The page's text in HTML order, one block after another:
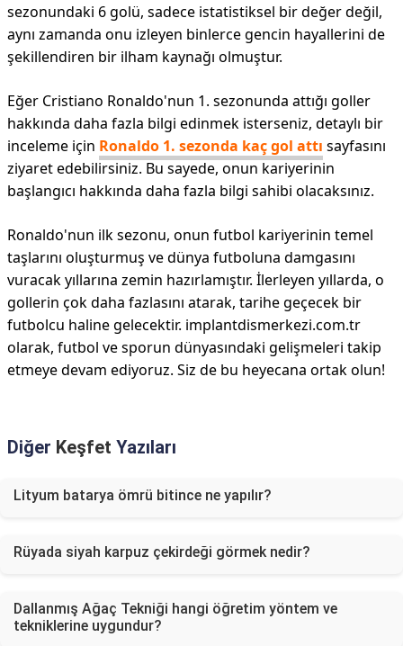
sezonundaki 6 golü, sadece istatistiksel bir değer değil,
aynı zamanda onu izleyen binlerce gencin hayallerini de
şekillendiren bir ilham kaynağı olmuştur.
Eğer Cristiano Ronaldo'nun 1. sezonunda attığı goller
hakkında daha fazla bilgi edinmek isterseniz, detaylı bir
inceleme için Ronaldo 1. sezonda kaç gol attı sayfasını
ziyaret edebilirsiniz. Bu sayede, onun kariyerinin
başlangıcı hakkında daha fazla bilgi sahibi olacaksınız.
Ronaldo'nun ilk sezonu, onun futbol kariyerinin temel
taşlarını oluşturmuş ve dünya futboluna damgasını
vuracak yıllarına zemin hazırlamıştır. İlerleyen yıllarda, o
gollerin çok daha fazlasını atarak, tarihe geçecek bir
futbolcu haline gelecektir. implantdismerkezi.com.tr
olarak, futbol ve sporun dünyasındaki gelişmeleri takip
etmeye devam ediyoruz. Siz de bu heyecana ortak olun!
Diğer Keşfet Yazıları
Lityum batarya ömrü bitince ne yapılır?
Rüyada siyah karpuz çekirdeği görmek nedir?
Dallanmış Ağaç Tekniği hangi öğretim yöntem ve
tekniklerine uygundur?